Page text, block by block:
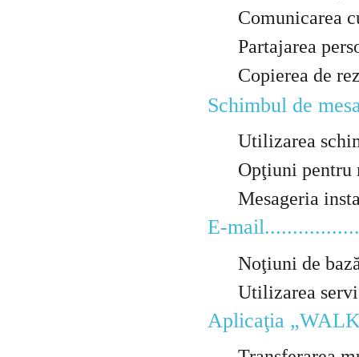
Comunicarea
Partajarea
Copierea de
Schimbul de
Utilizarea
Opţiuni pentru
Mesageria
E-
Noţiuni de
Utilizarea
Aplicaţia